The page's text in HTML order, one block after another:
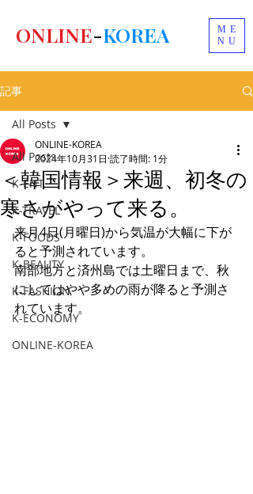
ME
NU
ONLINE-KOREA
記事
All Posts
K-ENT
K-TRAVEL
K-FOODS
K-BEAUTY
K-FASHION
K-ECONOMY
ONLINE-KOREA
All Posts
＜韓国情報＞来週、初冬の
寒さがやって来る。
ONLINE-KOREA
2024年10月31日 読了時間: 1分
来月4日(月曜日)から気温が大幅に下が
ると予測されています。
南部地方と済州島では土曜日まで、秋
にしてはやや多めの雨が降ると予測さ
れています。